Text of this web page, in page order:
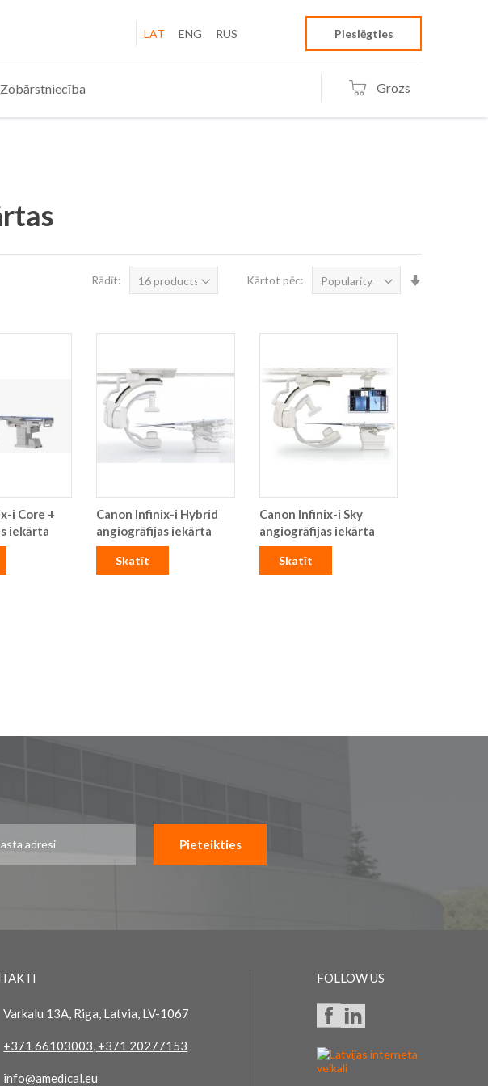
LAT ENG RUS Pieslēgties
Zobārstniecība Grozs
Rādīt: Kārtot pēc:
i Core +
iekārta
Canon Infinix-i Hybrid
angiogrāfijas iekārta
Skatīt
Canon Infinix-i Sky
angiogrāfijas iekārta
Skatīt
Pieteikties
Varkalu 13A, Riga, Latvia, LV-1067
+371 66103003, +371 20277153
info@amedical.eu
FOLLOW US